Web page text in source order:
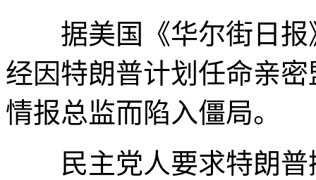
据美国《华尔街日报
经因特朗普计划任命亲
情报总监而陷入僵局。
民主党人要求特朗普